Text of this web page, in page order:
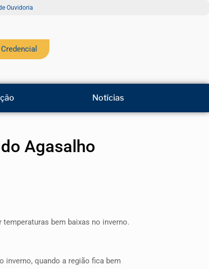
Ouvidoria
Notícias
Agasalho
bem baixas no inverno.
inverno, quando a região fica bem